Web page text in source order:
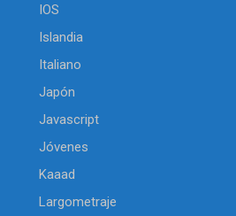
IOS
Islandia
Italiano
Japón
Javascript
Jóvenes
Kaaad
Largometraje